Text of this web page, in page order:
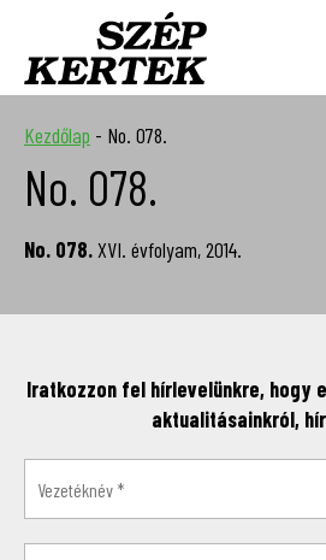
Kezdőlap - No. 078.
No. 078.
No. 078.XVI. évfolyam, 2014.
Iratkozzon fel hírlevelünkre, hogy
aktualitásainkról,